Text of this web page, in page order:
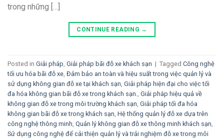
trong những […]
CONTINUE READING →
Posted in Giải pháp Giải pháp bãi đỗ xe khách sạn | Tagged Công nghệ
tối ưu hóa bãi đỗ xe Đảm bảo an toàn và hiệu suất trong việc quản lý và
sử dụng không gian đỗ xe tại khách sạn Giải pháp hiện đại cho việc tối
đa hóa không gian bãi đỗ xe trong khách sạn.
Giải pháp hiệu quả về
không gian đỗ xe trong môi trường khách sạn Giải pháp tối đa hóa
không gian bãi đỗ xe trong khách sạn Hệ thống quản lý đỗ xe dựa trên
công nghệ thông minh Quản lý không gian đỗ xe thông minh khách sạn
Sử dụng công nghệ để cải thiện quản lý và trải nghiệm đỗ xe trong môi